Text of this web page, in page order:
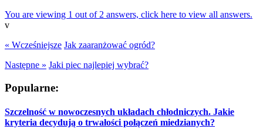
You are viewing 1 out of 2 answers, click here to view all answers.
v
« Wcześniejsze Jak zaaranżować ogród?
Następne » Jaki piec najlepiej wybrać?
Popularne:
Szczelność w nowoczesnych układach chłodniczych. Jakie
kryteria decydują o trwałości połączeń miedzianych?